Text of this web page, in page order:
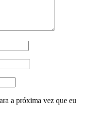
a próxima vez que eu